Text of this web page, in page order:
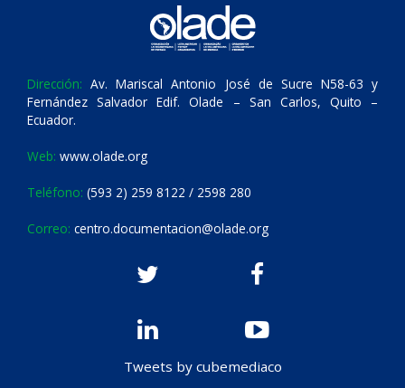
Dirección: Av. Mariscal Antonio José de Sucre N58-63 y
Fernández Salvador Edif. Olade – San Carlos, Quito –
Ecuador.
Web: www.olade.org
Teléfono: (593 2) 259 8122 / 2598 280
Correo: centro.documentacion@olade.org
Tweets by cubemediaco